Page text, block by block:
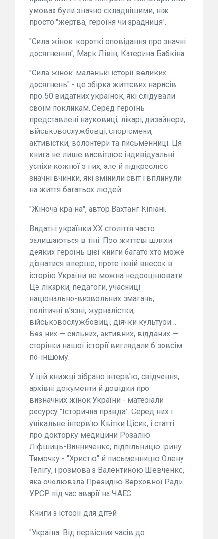
умовах були значно складнішими, ніж
просто "жертва, героїня чи зрадниця".
"Сила жінок: короткі оповідання про значні
досягнення", Марк Лівін, Катерина Бабкіна.
"Сила жінок: маленькі історії великих
досягнень" - це збірка життєвих нарисів
про 50 видатних українок, які слідували
своїм покликам. Серед героїнь
представлені науковиці, лікарі, дизайнери,
військовослужбовці, спортсмени,
активістки, волонтери та письменниці. Ця
книга не лише висвітлює індивідуальні
успіхи кожної з них, але й підкреслює
значні вчинки, які змінили світ і вплинули
на життя багатьох людей.
"Жіноча країна", автор Вахтанг Кіпіані.
Видатні українки XX століття часто
залишаються в тіні. Про життєві шляхи
деяких героїнь цієї книги багато хто може
дізнатися вперше, проте їхній внесок в
історію України не можна недооцінювати.
Це лікарки, педагоги, учасниці
національно-визвольних змагань,
політичні в’язні, журналістки,
військовослужбовиці, діячки культури…
Без них — сильних, активних, відданих —
сторінки нашої історії виглядали б зовсім
по-іншому.
У цій книжці зібрано інтерв'ю, свідчення,
архівні документи й довідки про
визначних жінок України - матеріали
ресурсу "Історична правда". Серед них і
унікальне інтерв'ю Квітки Цісик, і статті
про докторку медицини Розалію
Ліфшиць-Винниченко, підпільницю Ірину
Тимочку - "Христю" й письменницю Олену
Телігу, і розмова з Валентиною Шевченко,
яка очолювала Президію Верховної Ради
УРСР під час аварії на ЧАЕС.
Книги з історії для дітей
"Україна. Від первісних часів до